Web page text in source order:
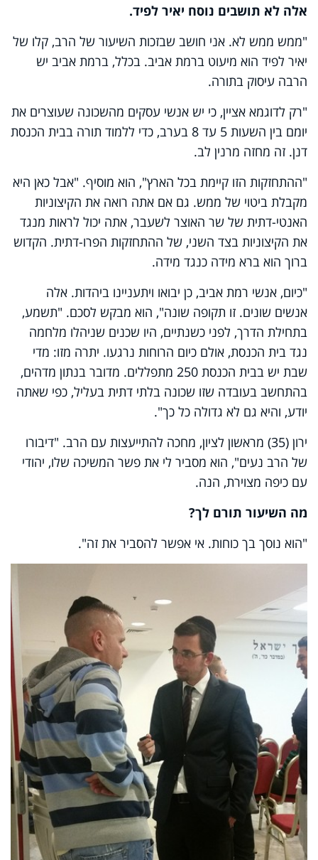
אלה לא תושבים נוסח יאיר לפיד.
"ממש ממש לא. אני חושב שבזכות השיעור של הרב, קלו של
יאיר לפיד הוא מיעוט ברמת אביב. בכלל, ברמת אביב יש
הרבה עיסוק בתורה.
"רק לדוגמא אציין, כי יש אנשי עסקים מהשכונה שעוצרים את
יומם בין השעות 5 עד 8 בערב, כדי ללמוד תורה בבית הכנסת
דנן. זה מחזה מרנין לב.
"ההתחזקות הזו קיימת בכל הארץ", הוא מוסיף. "אבל כאן היא
מקבלת ביטוי של ממש. גם אם אתה רואה את הקיצוניות
האנטי-דתית של שר האוצר לשעבר, אתה יכול לראות מנגד
את הקיצוניות בצד השני, של ההתחזקות הפרו-דתית. הקדוש
ברוך הוא ברא מידה כנגד מידה.
"כיום, אנשי רמת אביב, כן יבואו ויתעניינו ביהדות. אלה
אנשים שונים. זו תקופה שונה", הוא מבקש לסכם. "תשמע,
בתחילת הדרך, לפני כשנתיים, היו שכנים שניהלו מלחמה
נגד בית הכנסת, אולם כיום הרוחות נרגעו. יתרה מזו: מדי
שבת יש בבית הכנסת 250 מתפללים. מדובר בנתון מדהים,
בהתחשב בעובדה שזו שכונה בלתי דתית בעליל, כפי שאתה
יודע, והיא גם לא גדולה כל כך".
ירון (35) מראשון לציון, מחכה להתייעצות עם הרב. "דיבורו
של הרב נעים", הוא מסביר לי את פשר המשיכה שלו, יהודי
עם כיפה מצוירת, הנה.
מה השיעור תורם לך?
"הוא נוסך בך כוחות. אי אפשר להסביר את זה".